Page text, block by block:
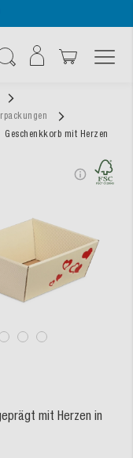
Geschenkkorb mit Herzen
mit Herzen in